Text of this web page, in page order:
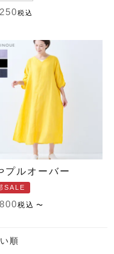
税込
プルオーバー
SALE
税込 〜
順